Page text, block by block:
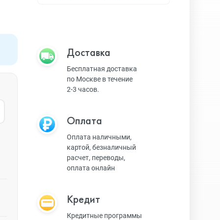
Magic Keyboard
ЗУ и кабели
Игровые консоли
Ремешки для AW
Доставка
Бесплатная доставка
по Москве в течение
2-3 часов.
Оплата
Оплата наличными,
картой, безналичный
расчет, переводы,
оплата онлайн
Кредит
Кредитные программы